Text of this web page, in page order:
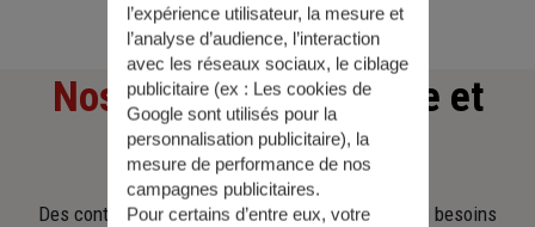
Nos offresd'assurance et
d'épargne
Des contrats clairs et flexibles pour sécuriser vos besoins
l’expérience utilisateur, la mesure et
l’analyse d’audience, l’interaction
avec les réseaux sociaux, le ciblage
publicitaire (ex : Les cookies de
Google sont utilisés pour la
personnalisation publicitaire), la
mesure de performance de nos
campagnes publicitaires.
Pour certains d’entre eux, votre